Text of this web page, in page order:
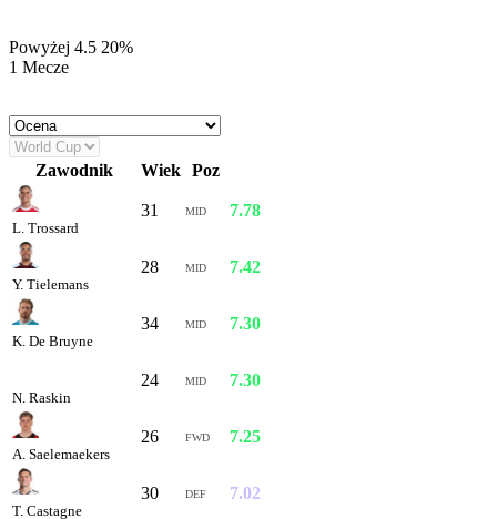
Powyżej 4.5 20%
1 Mecze
Zawodnik Wiek Poz
L. Trossard
31 MID 7.78
Y. Tielemans
28 MID 7.42
K. De Bruyne
34 MID 7.30
N. Raskin
24 MID 7.30
A. Saelemaekers
26 FWD 7.25
T. Castagne
30 DEF 7.02